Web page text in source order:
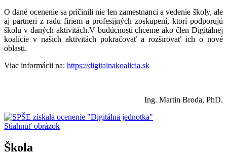
O dané ocenenie sa pričinili nie len zamestnanci a vedenie školy, ale
aj partneri z radu firiem a profesijných zoskupení, ktorí podporujú
školu v daných aktivitách.V budúcnosti chceme ako člen Digitálnej
koalície v našich aktivitách pokračovať a rozširovať ich o nové
oblasti.
Viac informácii na: https://digitalnakoalicia.sk
Ing. Martin Broda, PhD.
Stiahnuť obrázok
Škola